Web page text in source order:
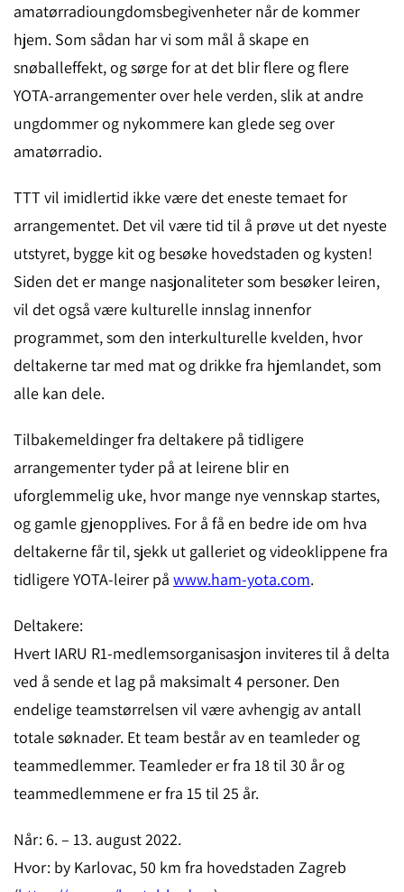
amatørradioungdomsbegivenheter når de kommer
hjem. Som sådan har vi som mål å skape en
snøballeffekt, og sørge for at det blir flere og flere
YOTA-arrangementer over hele verden, slik at andre
ungdommer og nykommere kan glede seg over
amatørradio.
TTT vil imidlertid ikke være det eneste temaet for
arrangementet. Det vil være tid til å prøve ut det nyeste
utstyret, bygge kit og besøke hovedstaden og kysten!
Siden det er mange nasjonaliteter som besøker leiren,
vil det også være kulturelle innslag innenfor
programmet, som den interkulturelle kvelden, hvor
deltakerne tar med mat og drikke fra hjemlandet, som
alle kan dele.
Tilbakemeldinger fra deltakere på tidligere
arrangementer tyder på at leirene blir en
uforglemmelig uke, hvor mange nye vennskap startes,
og gamle gjenopplives. For å få en bedre ide om hva
deltakerne får til, sjekk ut galleriet og videoklippene fra
tidligere YOTA-leirer på www.ham-yota.com.
Deltakere:
Hvert IARU R1-medlemsorganisasjon inviteres til å delta
ved å sende et lag på maksimalt 4 personer. Den
endelige teamstørrelsen vil være avhengig av antall
totale søknader. Et team består av en teamleder og
teammedlemmer. Teamleder er fra 18 til 30 år og
teammedlemmene er fra 15 til 25 år.
Når: 6. – 13. august 2022.
Hvor: by Karlovac, 50 km fra hovedstaden Zagreb